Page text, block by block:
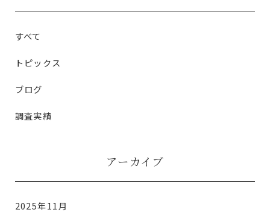
すべて
トピックス
ブログ
調査実績
アーカイブ
2025年11月